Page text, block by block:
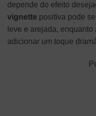
depende do efeito
vignette positiva pode
leve e arejada, enquanto
adicionar um toque